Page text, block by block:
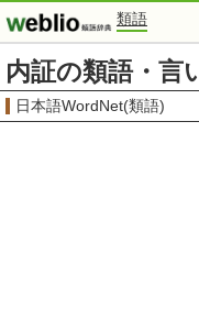
類語
内証の類語・言
日本語WordNet(類語)